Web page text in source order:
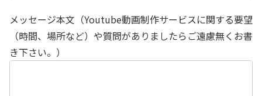
メッセージ本文（Youtube動画制作サービスに関する要望
（時間、場所など）や質問がありましたらご遠慮無くお書
き下さい。）